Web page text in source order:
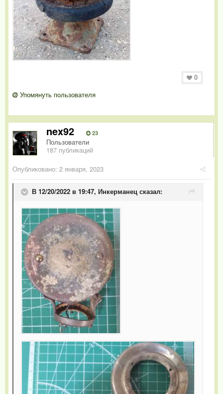
0
Упомянуть пользователя
nex92 23
Пользователи
187 публикаций
Опубликовано: 2 января, 2023
В 12/20/2022 в 19:47, Инкерманец сказал: